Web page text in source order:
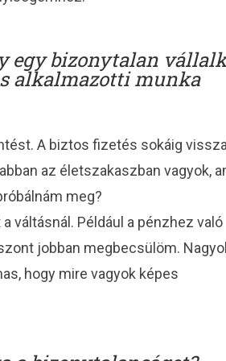
egy bizonytalan
alkalmazotti munka
A biztos fizetés sokáig
az életszakaszban vagyok,
meg?
váltásnál. Például a pénzhez való
jobban megbecsülöm.
hogy mire vagyok képes